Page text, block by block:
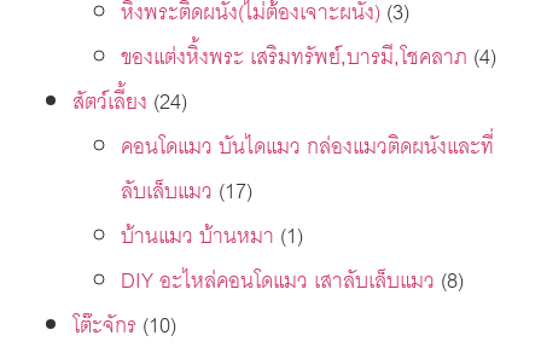
หิ้งพระติดผนัง(ไม่ต้องเจาะผนัง)(3)
ของแต่งหิ้งพระ เสริมทรัพย์,บารมี,โชคลาภ (4)
สัตว์เลี้ยง (24)
คอนโดแมว บันไดแมว กล่องแมวติดผนังและที่
ลับเล็บแมว (17)
บ้านแมว บ้านหมา (1)
DIY อะไหล่คอนโดแมว เสาลับเล็บแมว (8)
โต๊ะจักร (10)